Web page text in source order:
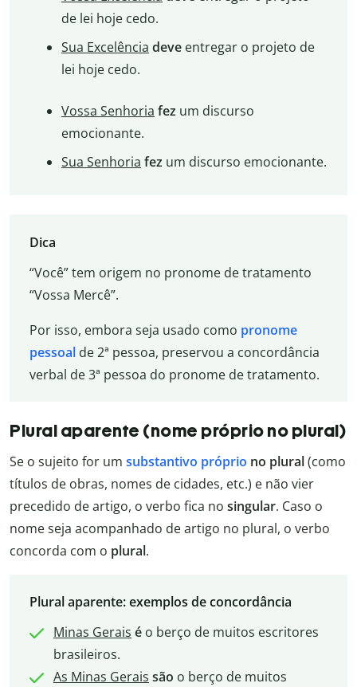
de lei hoje cedo.
Sua Excelência deveentregar o projeto de
lei hoje cedo.
Vossa Senhoria fezum discurso
emocionante.
Sua Senhoria fezum discurso emocionante.
Dica
“Você” tem origem no pronome de tratamento
“Vossa Mercê”.
Por isso, embora seja usado como pronome
pessoalde 2ª pessoa, preservou a concordância
verbal de 3ª pessoa do pronome de tratamento.
Plural aparente (nome próprio no plural)
Se o sujeito for um substantivo próprio no plural(como
títulos de obras, nomes de cidades, etc.) e não vier
precedido de artigo, o verbo fica no singular. Caso o
nome seja acompanhado de artigo no plural, o verbo
concorda com o plural.
Plural aparente: exemplos de concordância
Minas Gerais éo berço de muitos escritores
brasileiros.
As Minas Gerais são o berço de muitos